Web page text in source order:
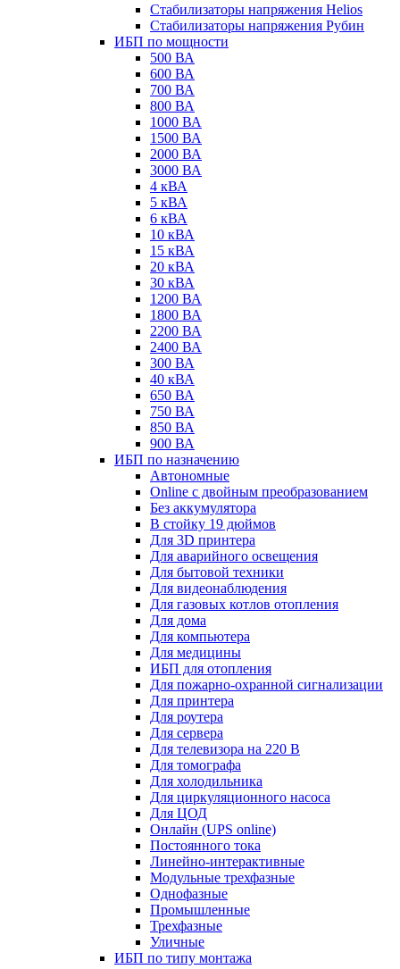
Стабилизаторы напряжения Helios
Стабилизаторы напряжения Рубин
ИБП по мощности
500 ВА
600 ВА
700 ВА
800 ВА
1000 ВА
1500 ВА
2000 ВА
3000 ВА
4 кВА
5 кВА
6 кВА
10 кВА
15 кВА
20 кВА
30 кВА
1200 ВА
1800 ВА
2200 ВА
2400 ВА
300 ВА
40 кВА
650 ВА
750 ВА
850 ВА
900 ВА
ИБП по назначению
Автономные
Online с двойным преобразованием
Без аккумулятора
В стойку 19 дюймов
Для 3D принтера
Для аварийного освещения
Для бытовой техники
Для видеонаблюдения
Для газовых котлов отопления
Для дома
Для компьютера
Для медицины
ИБП для отопления
Для пожарно-охранной сигнализации
Для принтера
Для роутера
Для сервера
Для телевизора на 220 В
Для томографа
Для холодильника
Для циркуляционного насоса
Для ЦОД
Онлайн (UPS online)
Постоянного тока
Линейно-интерактивные
Модульные трехфазные
Однофазные
Промышленные
Трехфазные
Уличные
ИБП по типу монтажа